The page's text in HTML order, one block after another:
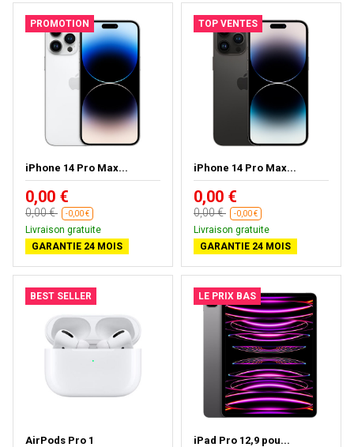
PROMOTION
iPhone 14 Pro Max...
0,00 €
0,00 € -0,00 €
Livraison gratuite
GARANTIE 24 MOIS
TOP VENTES
iPhone 14 Pro Max...
0,00 €
0,00 € -0,00 €
Livraison gratuite
GARANTIE 24 MOIS
BEST SELLER
AirPods Pro 1
LE PRIX BAS
iPad Pro 12,9 pou...